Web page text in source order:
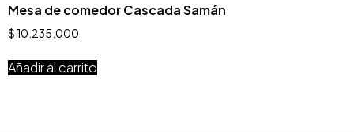
Mesa de comedor Cascada Samán
$ 10.235.000
Añadir al carrito